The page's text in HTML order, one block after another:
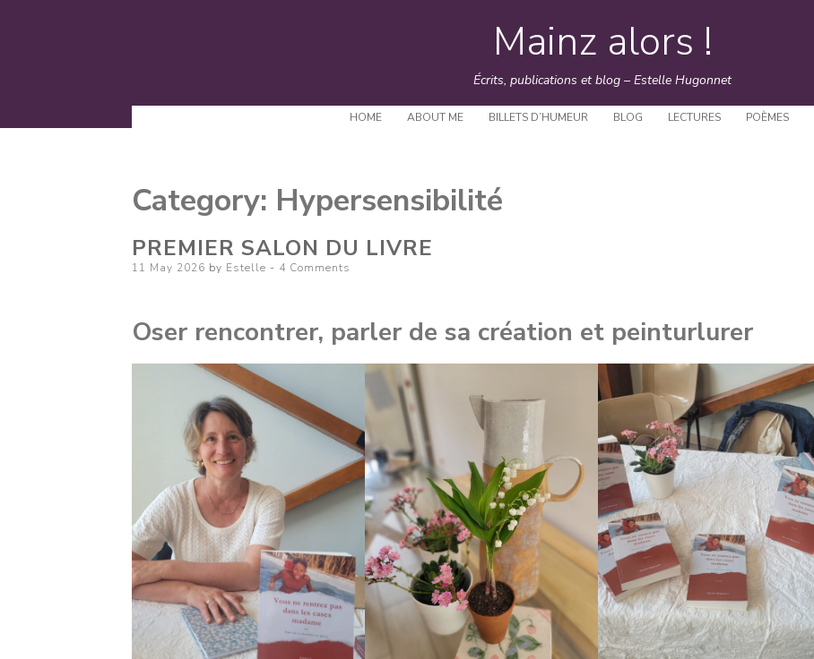
Skip
to
content
Mainz alors !
Écrits, publications et blog – Estelle Hugonnet
HOME ABOUT ME BILLETS D’HUMEUR BLOG LECTURES POÈMES
Category: Hypersensibilité
PREMIER SALON DU LIVRE
Posted
11 May 2026 by Estelle 4 Comments
Oser rencontrer, parler de sa création et peinturlurer